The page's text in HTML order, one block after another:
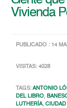
Vivienda
PUBLICADO : 14
VISITAS: 4028
TAGS:ANTONIO
DEL LIBRO,
LUTHERÍA,